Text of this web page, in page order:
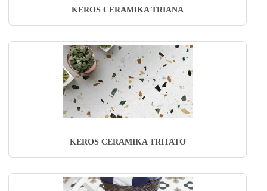
KEROS CERAMIKA TRIANA
KEROS CERAMIKA TRITATO